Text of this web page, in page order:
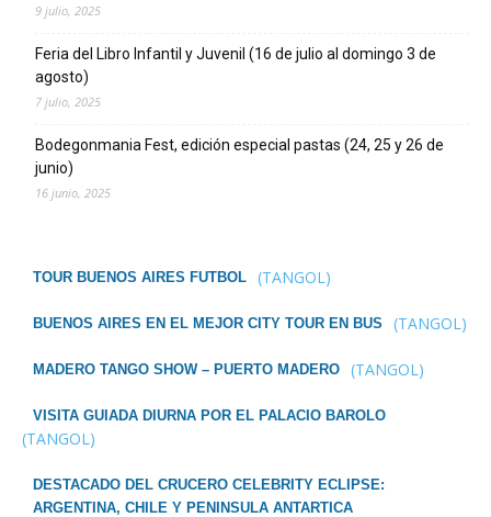
9 julio, 2025
Feria del Libro Infantil y Juvenil (16 de julio al domingo 3 de
agosto)
7 julio, 2025
Bodegonmania Fest, edición especial pastas (24, 25 y 26 de
junio)
16 junio, 2025
TOUR BUENOS AIRES FUTBOL (TANGOL)
BUENOS AIRES EN EL MEJOR CITY TOUR EN BUS (TANGOL)
MADERO TANGO SHOW – PUERTO MADERO (TANGOL)
VISITA GUIADA DIURNA POR EL PALACIO BAROLO
(TANGOL)
DESTACADO DEL CRUCERO CELEBRITY ECLIPSE:
ARGENTINA, CHILE Y PENINSULA ANTARTICA